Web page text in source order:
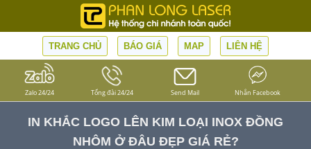
TRANG CHỦ BÁO GIÁ MAP LIÊN HỆ
Zalo 24/24 Tổng đài 24/24 Send Mail Nhắn Facebook
IN KHẮC LOGO LÊN KIM LOẠI INOX ĐỒNG
NHÔM Ở ĐÂU ĐẸP GIÁ RẺ?